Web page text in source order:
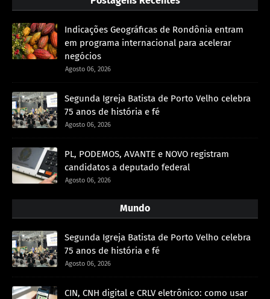
Indicações Geográficas de Rondônia entram
em programa internacional para acelerar
negócios
Agosto 06, 2026
Segunda Igreja Batista de Porto Velho celebra
75 anos de história e fé
Agosto 06, 2026
PL, PODEMOS, AVANTE e NOVO registram
candidatos a deputado federal
Agosto 06, 2026
Mundo
Segunda Igreja Batista de Porto Velho celebra
75 anos de história e fé
Agosto 06, 2026
CIN, CNH digital e CRLV eletrônico: como usar